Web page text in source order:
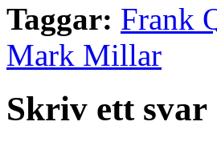
Taggar: Frank
Mark Millar
Skriv ett svar